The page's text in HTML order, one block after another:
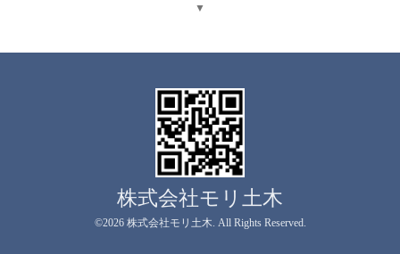
▼
株式会社モリ土木
©2026 株式会社モリ土木. All Rights Reserved.